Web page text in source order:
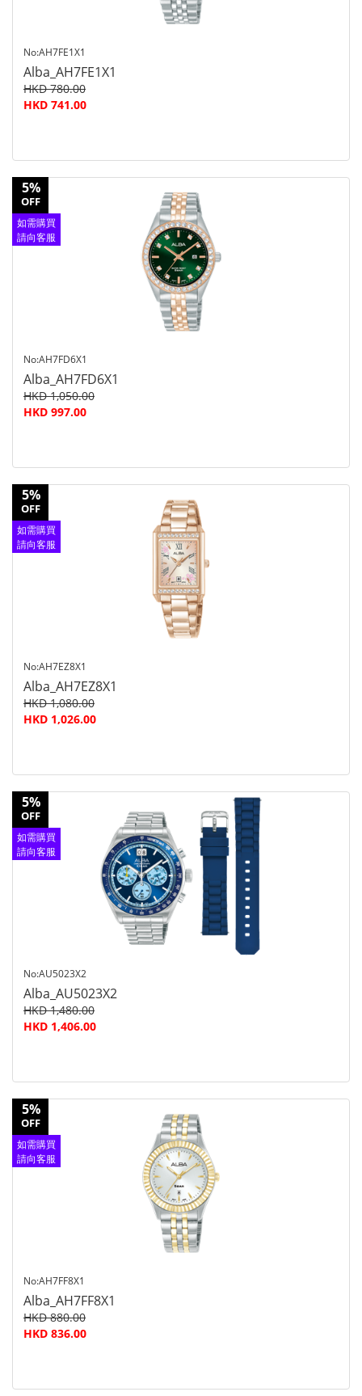
No:AH7FE1X1
Alba_AH7FE1X1
HKD 780.00
HKD 741.00
5%
OFF
如需購買
請向客服
No:AH7FD6X1
Alba_AH7FD6X1
HKD 1,050.00
HKD 997.00
5%
OFF
如需購買
請向客服
No:AH7EZ8X1
Alba_AH7EZ8X1
HKD 1,080.00
HKD 1,026.00
5%
OFF
如需購買
請向客服
No:AU5023X2
Alba_AU5023X2
HKD 1,480.00
HKD 1,406.00
5%
OFF
如需購買
請向客服
No:AH7FF8X1
Alba_AH7FF8X1
HKD 880.00
HKD 836.00